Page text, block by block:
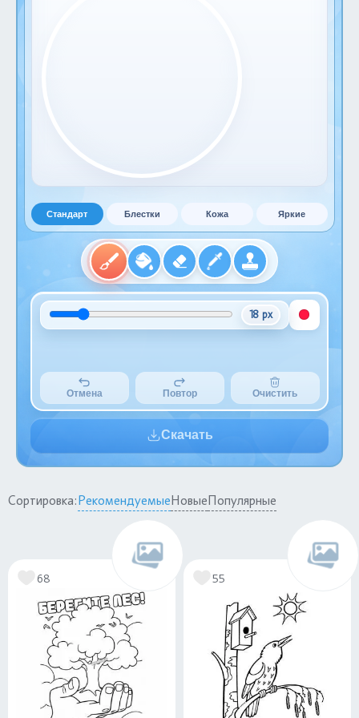
Стандарт Блестки Кожа Яркие
18 px
Отмена Повтор Очистить
Скачать
Сортировка:РекомендуемыеНовыеПопулярные
68 55